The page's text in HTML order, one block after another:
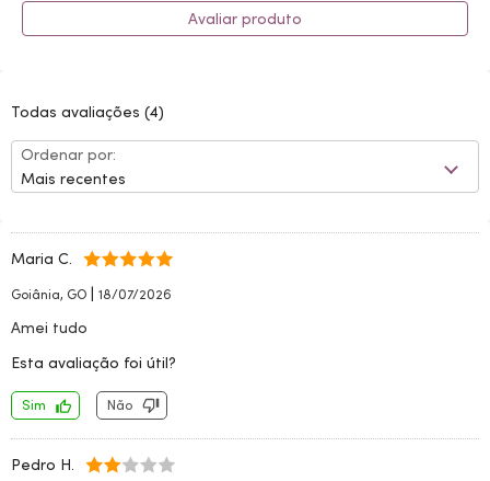
Avaliar produto
Todas avaliações (4)
Ordenar por:
Mais recentes
Maria C.
Goiânia, GO | 18/07/2026
Amei tudo
Esta avaliação foi útil?
Sim Não
Pedro H.